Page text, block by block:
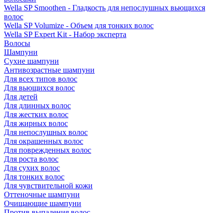
Wella SP Smoothen - Гладкость для непослушных вьющихся
волос
Wella SP Volumize - Объем для тонких волос
Wella SP Expert Kit - Набор эксперта
Волосы
Шампуни
Сухие шампуни
Антивозрастные шампуни
Для всех типов волос
Для вьющихся волос
Для детей
Для длинных волос
Для жестких волос
Для жирных волос
Для непослушных волос
Для окрашенных волос
Для поврежденных волос
Для роста волос
Для сухих волос
Для тонких волос
Для чувствительной кожи
Оттеночные шампуни
Очищающие шампуни